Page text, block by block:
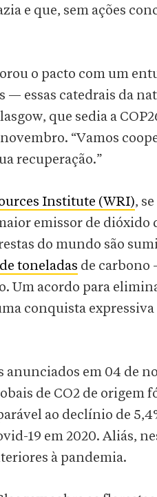
e que, sem ações
o pacto com um
— essas catedrais da
que sedia a
“Vamos
recuperação.”
Institute (WRI), se
emissor de dióxido
do mundo são
toneladas de carbono
Um acordo para
conquista expressiva
anunciados em 04 de
de CO2 de origem
ao declínio de
19 em 2020. Aliás,
à pandemia.